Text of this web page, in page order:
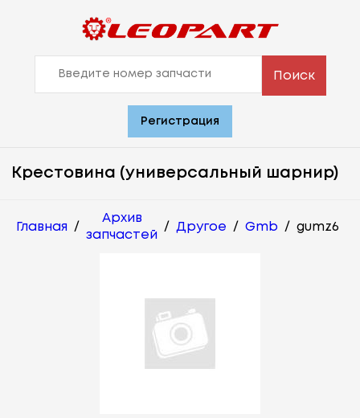
Поиск
Регистрация
Крестовина (универсальный шарнир)
Главная /
Архив
запчастей
/ Другое / Gmb / gumz6